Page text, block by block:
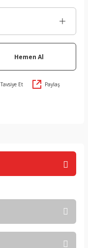
Hemen Al
Tavsiye Et Paylaş